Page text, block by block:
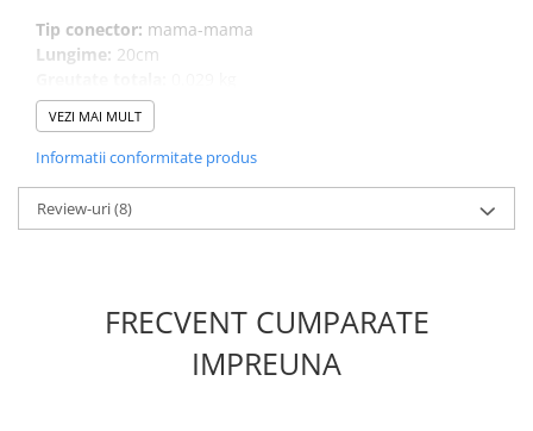
Convertoare de Tensiune
Banda Izolatoare
Smart Home
Intrerupatoare Smart
Prize Inteligente
Module Smart Home
Tip conector: mama-mama
Lungime: 20cm
Ce contine cutia?
40 x Fire Dupont mama-mama 20cm
VEZI MAI MULT
Informatii conformitate produs
Review-uri(8)
FRECVENT CUMPARATE
IMPREUNA